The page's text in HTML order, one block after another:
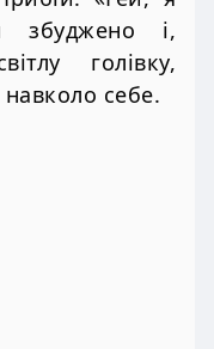
збуджено і,
голівку,
навколо себе.